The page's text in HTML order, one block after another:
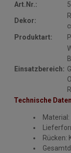
Art.Nr.:
Dekor:
Produktart:
Einsatzbereich:
Technische
Material:
Rücken: